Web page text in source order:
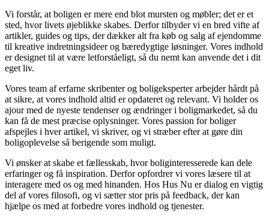
Vi forstår, at boligen er mere end blot mursten og møbler; det er et
sted, hvor livets øjeblikke skabes. Derfor tilbyder vi en bred vifte af
artikler, guides og tips, der dækker alt fra køb og salg af ejendomme
til kreative indretningsideer og bæredygtige løsninger. Vores indhold
er designet til at være letforståeligt, så du nemt kan anvende det i dit
eget liv.
Vores team af erfarne skribenter og boligeksperter arbejder hårdt på
at sikre, at vores indhold altid er opdateret og relevant. Vi holder os
ajour med de nyeste tendenser og ændringer i boligmarkedet, så du
kan få de mest præcise oplysninger. Vores passion for boliger
afspejles i hver artikel, vi skriver, og vi stræber efter at gøre din
boligoplevelse så berigende som muligt.
Vi ønsker at skabe et fællesskab, hvor boliginteresserede kan dele
erfaringer og få inspiration. Derfor opfordrer vi vores læsere til at
interagere med os og med hinanden. Hos Hus Nu er dialog en vigtig
del af vores filosofi, og vi sætter stor pris på feedback, der kan
hjælpe os med at forbedre vores indhold og tjenester.